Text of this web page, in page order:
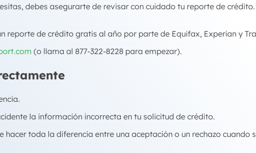
debes asegurarte de revisar con cuidado tu reporte de
reporte de crédito gratis al año por parte de Equifax, Experian y
(o llama al 877-322-8228 para empezar).
la información incorrecta en tu solicitud de crédito.
toda la diferencia entre una aceptación o un rechazo cuando